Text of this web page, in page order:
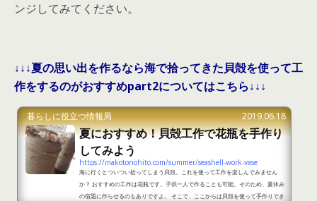
ンジしてみてください。
↓↓↓夏の思い出を作るなら海で拾ってきた貝殻を使って工
作をするのがおすすめpart2についてはこちら↓↓↓
暮らしに役立つ情報局 2019.06.18
夏におすすめ！貝殻工作で花瓶を手作り
してみよう
https://makotonohito.com/summer/seashell-work-vase
海に行くとついつい拾ってしまう貝殻。これを使って工作を楽しんでみません
か？ おすすめの工作は花瓶です。子供一人で作ることも可能。そのため、夏休み
の宿題に作らせるのもありですよ。 そこで、ここからは貝殻を使って手作りでき